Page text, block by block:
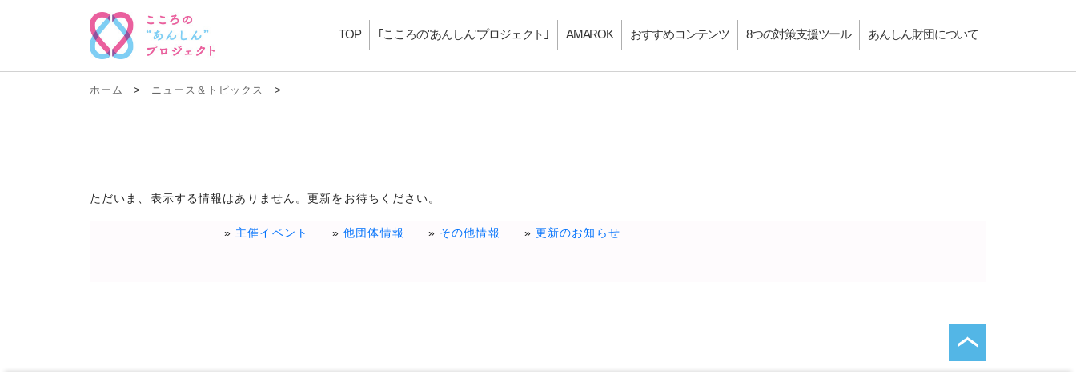
TOP ｢こころの"あんしん"プロジェクト｣ AMAROK おすすめコンテンツ 8つの対策支援ツール あんしん財団について
ホーム > ニュース＆トピックス >
ただいま、表示する情報はありません。更新をお待ちください。
主催イベント 他団体情報 その他情報 更新のお知らせ